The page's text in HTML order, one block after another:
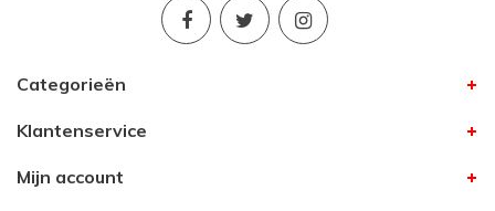
Categorieën
Klantenservice
Mijn account